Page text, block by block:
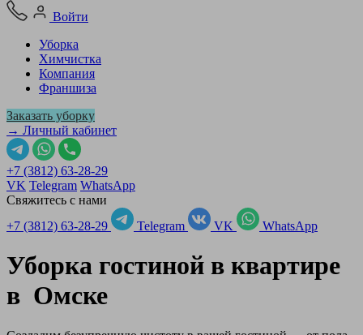
Войти
Уборка
Химчистка
Компания
Франшиза
Заказать уборку
→ Личный кабинет
+7 (3812) 63-28-29
VK Telegram WhatsApp
Свяжитесь с нами
+7 (3812) 63-28-29
Telegram VK WhatsApp
Уборка гостиной в квартире
в Омске